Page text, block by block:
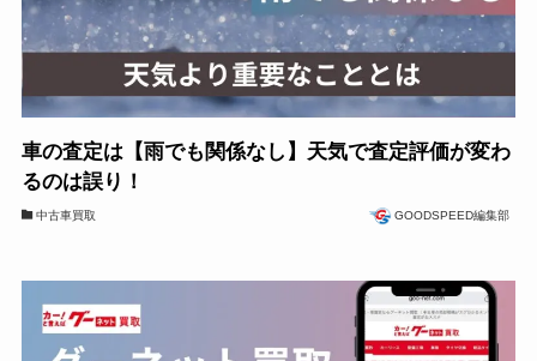
車の査定は【雨でも関係なし】天気で査定評価が変わ
るのは誤り！
中古車買取 GOODSPEED編集部